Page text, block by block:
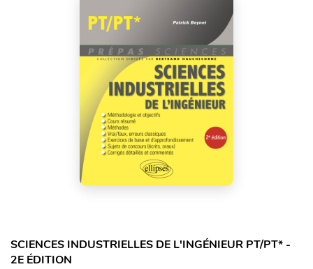
SCIENCES INDUSTRIELLES DE L'INGÉNIEUR PT/PT* -
2E ÉDITION